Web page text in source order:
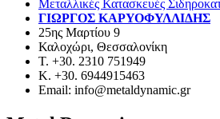
Μεταλλικές Κατασκευές
ΓΙΩΡΓΟΣ ΚΑΡΥΟΦΥΛΛΙΔΗΣ
25ης Μαρτίου 9
Καλοχώρι, Θεσσαλονίκη
Τ. +30. 2310 751949
Κ. +30. 6944915463
Email: info@metaldynamic.gr